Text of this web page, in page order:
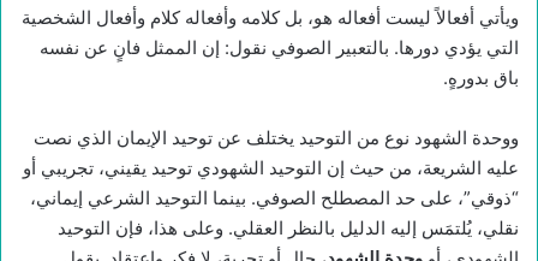
ويأتي أفعالاً ليست أفعاله هو، بل كلامه وأفعاله كلام وأفعال الشخصية
التي يؤدي دورها. بالتعبير الصوفي نقول: إن الممثل فانٍ عن نفسه
باق بدورهٍ.
ووحدة الشهود نوع من التوحيد يختلف عن توحيد الإيمان الذي نصت
عليه الشريعة، من حيث إن التوحيد الشهودي توحيد يقيني، تجريبي أو
“ذوقي”، على حد المصطلح الصوفي. بينما التوحيد الشرعي إيماني،
نقلي، يُلتمَس إليه الدليل بالنظر العقلي. وعلى هذا، فإن التوحيد